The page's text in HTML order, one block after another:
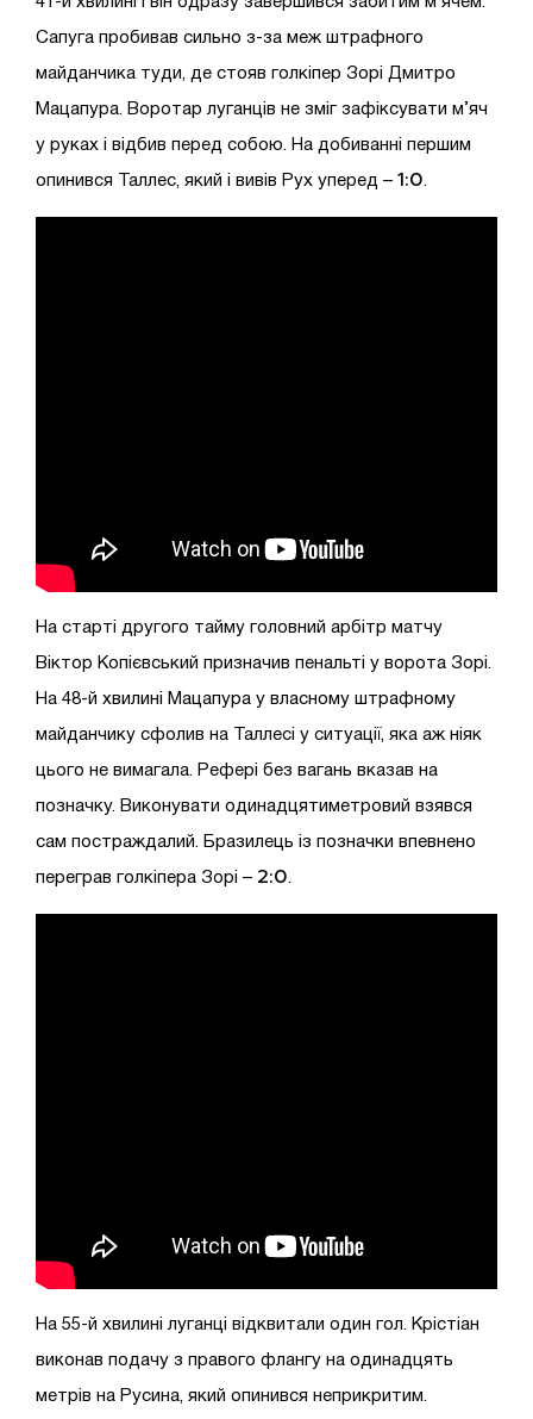
Сапуга пробивав сильно з-за меж штрафного
майданчика туди, де стояв голкіпер Зорі Дмитро
Мацапура. Воротар луганців не зміг зафіксувати м’яч
у руках і відбив перед собою. На добиванні першим
опинився Таллес, який і вивів Рух уперед – 1:0
На старті другого тайму головний арбітр матчу
Віктор Копієвський призначив пенальті у ворота Зорі.
На 48-й хвилині Мацапура у власному штрафному
майданчику сфолив на Таллесі у ситуації, яка аж ніяк
цього не вимагала. Рефері без вагань вказав на
позначку. Виконувати одинадцятиметровий взявся
сам постраждалий. Бразилець із позначки впевнено
переграв голкіпера Зорі – 2:0
На 55-й хвилині луганці відквитали один гол. Крістіан
виконав подачу з правого флангу на одинадцять
метрів на Русина, який опинився неприкритим.